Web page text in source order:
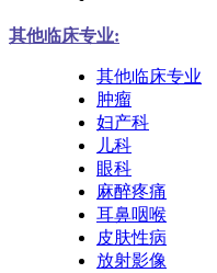
其他临床专业:
其他临床专业
肿瘤
妇产科
儿科
眼科
麻醉疼痛
耳鼻咽喉
皮肤性病
放射影像